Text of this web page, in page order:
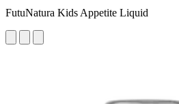
FutuNatura Kids Appetite Liquid